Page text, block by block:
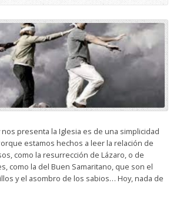
nos presenta la Iglesia es de una simplicidad
estamos hechos a leer la relación de
como la resurrección de Lázaro, o de
como la del Buen Samaritano, que son el
y el asombro de los sabios… Hoy, nada de